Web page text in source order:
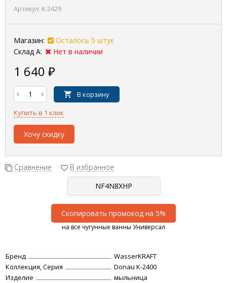
Артикул: K-2429
Магазин:
Осталось 5 штук
Склад А:
Нет в наличии
1 640 ₽
В корзину
Купить в 1 клик
Хочу скидку
Сравнение В избранное
Скопировать промокод на 5%
на все чугунные ванны Универсал
Бренд
WasserKRAFT
Коллекция, Серия
Donau K-2400
Изделие
мыльница